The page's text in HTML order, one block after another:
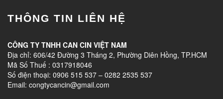
THÔNG TIN LIÊN HỆ
CÔNG TY TNHH CAN CIN VIỆT NAM
Địa chỉ: 606/42 Đường 3 Tháng 2, Phường Diên Hồng, TP.HCM
Mã Số Thuế : 0317918046
Số điện thoại: 0906 515 537 – 0282 2535 537
Email: congtycancin@gmail.com